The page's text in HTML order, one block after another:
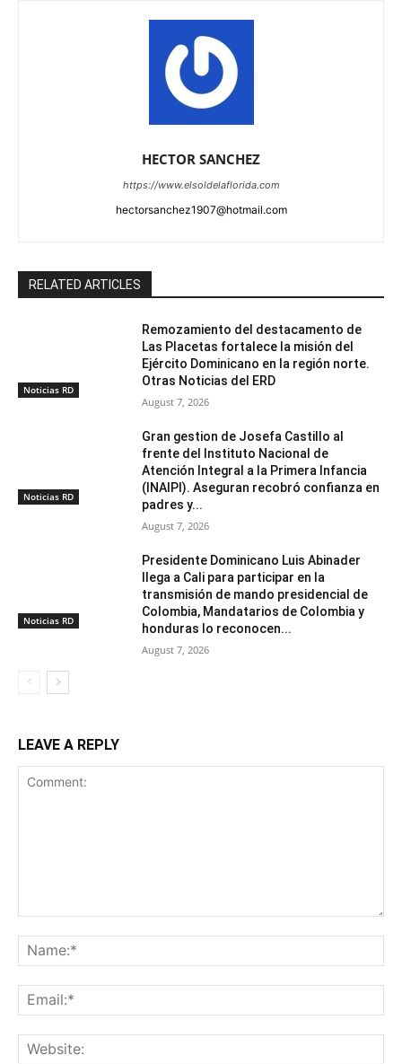
HECTOR SANCHEZ
https://www.elsoldelaflorida.com
hectorsanchez1907@hotmail.com
RELATED ARTICLES
Noticias RD
Remozamiento del destacamento de
Las Placetas fortalece la misión del
Ejército Dominicano en la región norte.
Otras Noticias del ERD
August 7, 2026
Noticias RD
Gran gestion de Josefa Castillo al
frente del Instituto Nacional de
Atención Integral a la Primera Infancia
(INAIPI). Aseguran recobró confianza en
padres y...
August 7, 2026
Noticias RD
Presidente Dominicano Luis Abinader
llega a Cali para participar en la
transmisión de mando presidencial de
Colombia, Mandatarios de Colombia y
honduras lo reconocen...
August 7, 2026
LEAVE A REPLY